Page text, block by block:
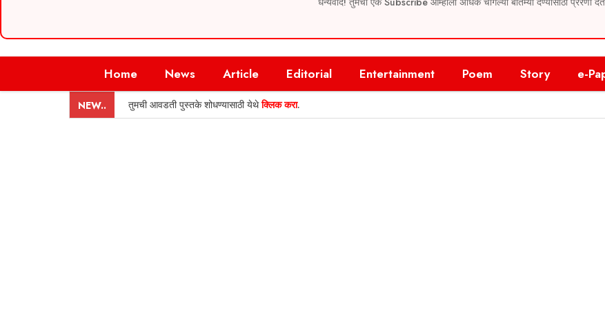
Home News Article Editorial Entertainment Poem Story e-
NEW.. तुमची आवडती पुस्तके शोधण्यासाठी येथेक्लिक करा.